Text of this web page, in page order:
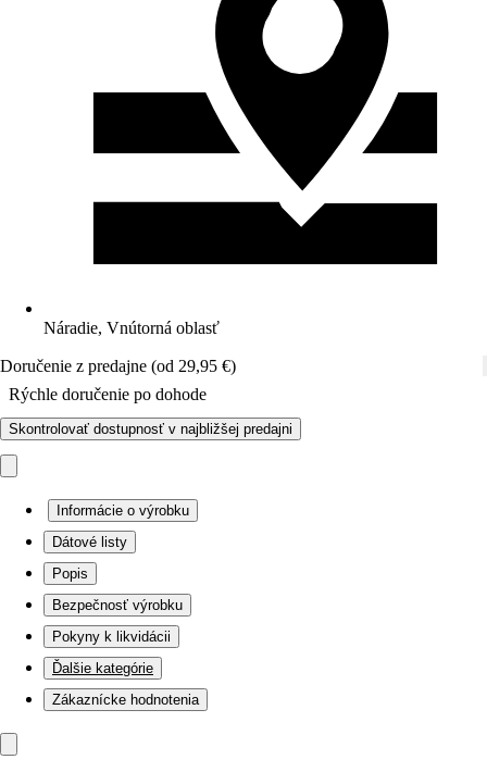
Náradie, Vnútorná oblasť
Doručenie z predajne (od 29,95 €)
Rýchle doručenie po dohode
Skontrolovať dostupnosť v najbližšej predajni
Informácie o výrobku
Dátové listy
Popis
Bezpečnosť výrobku
Pokyny k likvidácii
Ďalšie kategórie
Zákaznícke hodnotenia